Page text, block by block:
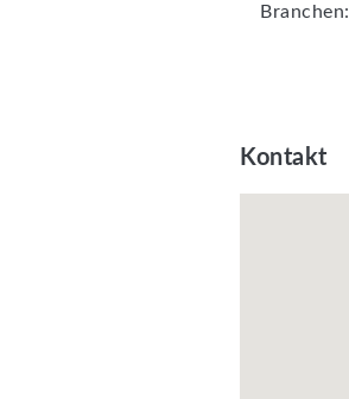
Branchen:
Kontakt